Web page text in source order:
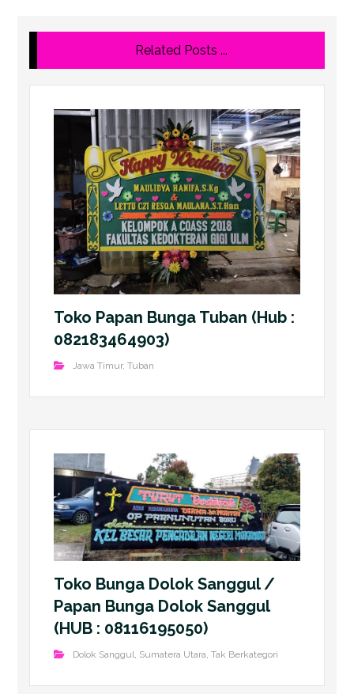
Related Posts ...
Toko Papan Bunga Tuban (Hub :
082183464903)
Jawa Timur,Tuban
Toko Bunga Dolok Sanggul /
Papan Bunga Dolok Sanggul
(HUB : 08116195050)
Dolok Sanggul, Sumatera Utara,Tak Berkategori